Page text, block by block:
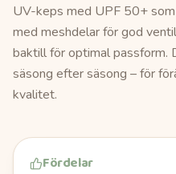
UV-keps med UPF 50+
med meshdelar för god
baktill för optimal passform.
säsong efter säsong – för
kvalitet.
Fördelar